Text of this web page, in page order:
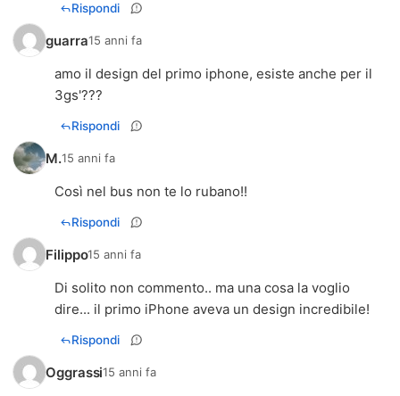
Rispondi
guarra15 anni fa
amo il design del primo iphone, esiste anche per il
3gs'???
Rispondi
M.15 anni fa
Così nel bus non te lo rubano!!
Rispondi
Filippo15 anni fa
Di solito non commento.. ma una cosa la voglio
dire... il primo iPhone aveva un design incredibile!
Rispondi
Oggrassi15 anni fa